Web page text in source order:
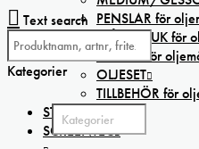
PENSLAR för
MÅLARDUK för
PAPPER för
OLJESET
TILLBEHÖR för
STAFFLIER
SCREENTEC
Text search
Kategorier